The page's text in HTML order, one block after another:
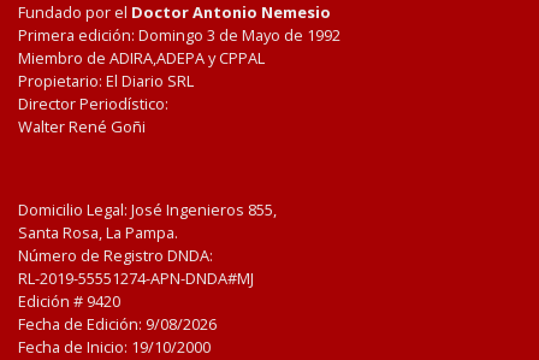
Fundado por el Doctor Antonio Nemesio
Primera edición: Domingo 3 de Mayo de 1992
Miembro de ADIRA,ADEPA y CPPAL
Propietario: El Diario SRL
Director Periodístico:
Walter René Goñi
Domicilio Legal: José Ingenieros 855,
Santa Rosa, La Pampa.
Número de Registro DNDA:
RL-2019-55551274-APN-DNDA#MJ
Edición # 9420
Fecha de Edición: 9/08/2026
Fecha de Inicio: 19/10/2000